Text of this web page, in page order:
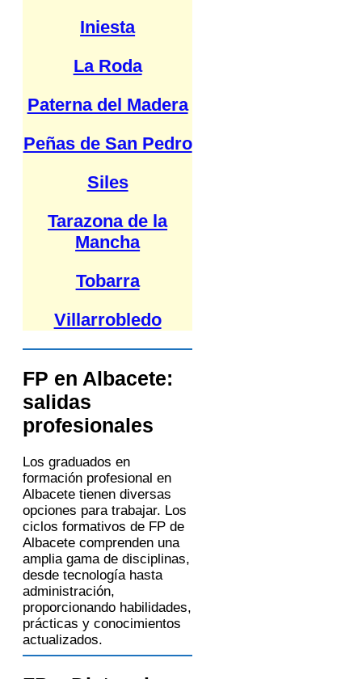
Iniesta
La Roda
Paterna del Madera
Peñas de San Pedro
Siles
Tarazona de la
Mancha
Tobarra
Villarrobledo
FP en Albacete:
salidas
profesionales
Los graduados en
formación profesional en
Albacete tienen diversas
opciones para trabajar. Los
ciclos formativos de FP de
Albacete comprenden una
amplia gama de disciplinas,
desde tecnología hasta
administración,
proporcionando habilidades,
prácticas y conocimientos
actualizados.